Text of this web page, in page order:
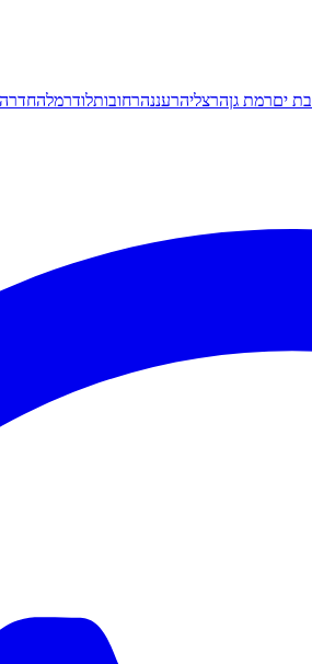
בת יםרמת גןהרצליהרעננהרחובותלודרמלהחדרה